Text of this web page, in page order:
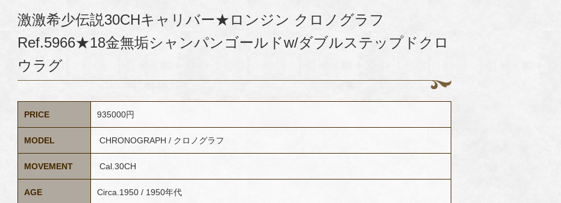
激激希少伝説30CHキャリバー★ロンジン クロノグラフ
Ref.5966★18金無垢シャンパンゴールドw/ダブルステップドクロ
ウラグ
PRICE 935000円
MODEL CHRONOGRAPH / クロノグラフ
MOVEMENT Cal.30CH
AGE Circa.1950 / 1950年代